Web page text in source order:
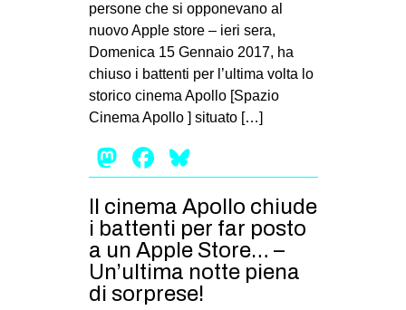
SPORT POPOLARE
MOVIMENTI
AMBIENTE
ANTIFASCISMO
DIRITTO ALL’ABITARE
GENERI
MIGRAZIONI
PRECARIATO
REPRESSIONE
STUDENTI
persone che si opponevano al
nuovo Apple store – ieri sera,
Domenica 15 Gennaio 2017, ha
chiuso i battenti per l’ultima volta lo
storico cinema Apollo [Spazio
Cinema Apollo ] situato […]
Mastodon
Facebook
Il cinema Apollo chiude
i battenti per far posto
a un Apple Store… –
Un’ultima notte piena
di sorprese!